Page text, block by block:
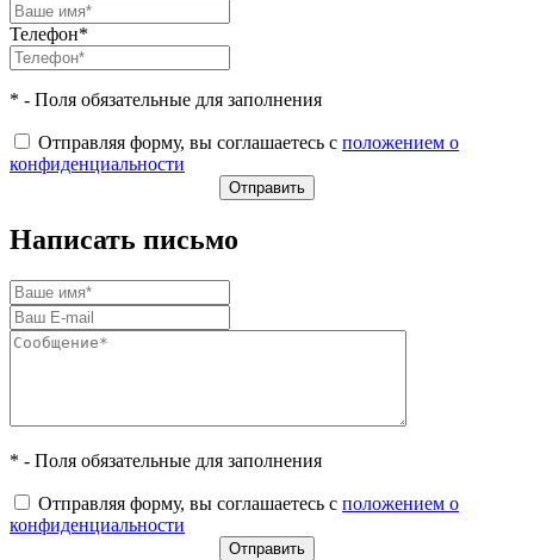
Телефон*
* - Поля обязательные для заполнения
Отправляя форму, вы соглашаетесь с положением о
конфиденциальности
Написать письмо
* - Поля обязательные для заполнения
Отправляя форму, вы соглашаетесь с положением о
конфиденциальности